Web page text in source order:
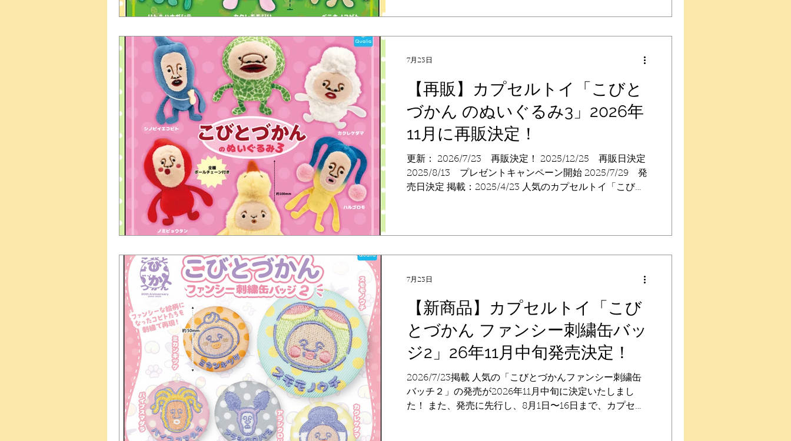
2025年12月中旬予定 完売しました 再販：2025年5月中
ップ】 カクレモモジリ、ホトケアカバネ、リトルハナガ
店舗についてのお問い合わせにはお答えできません。お
合わせください。 ※在庫なくなり次第終了となりますの
で 詳細の在庫につきましては店舗様に直接お問い合わせ
お願いします。 【発売元】 株式会社 Qualia...
【再販】カプセルトイ「こびと
づかん のぬいぐるみ3」2026年
11月に再販決定！
更新： 2026/7/23 再販決定！ 2025/12/25 再販日決定
2025/8/13 プレゼントキャンペーン開始 2025/7/29 発
売日決定 掲載：2025/4/23 人気のカプセルトイ「こびと
ンナップ】 ユウバリウリホウバリ、カクレケダマ、ハル
エコビト 【関連情報】 こびとづかん スクエアポーチ
2025年12月19日順次発売予定 こびとづかん バラエティ
コレクション2 2025年12月19日順次発売予定 こびとづ
かん めじるしチャームマスコット 2025年12月25日順
次発売予定 こびとづかんのぬいぐるみ 2025年12月25日
順次発売予定 こびとづかん 抱きつきリングコレクショ
ン 2025年12月26日順次発売予定 こびとづかんおすわり
マスコット
7月23日
【新商品】カプセルトイ「こび
とづかん ファンシー刺繍缶バッ
ジ2」26年11月中旬発売決定！
2026/7/23掲載 人気の「こびとづかんファンシー刺繍缶
バッチ２」の発売が2026年11月中旬に決定いたしまし
た！ また、発売に先行し、8月1日〜16日まで、カプセル
7月23日